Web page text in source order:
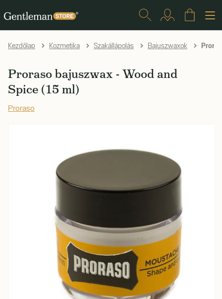
Kezdőlap Kozmetika Szakállápolás Bajuszwaxok
Proraso bajuszwax - Wood and
Spice (15 ml)
Proraso